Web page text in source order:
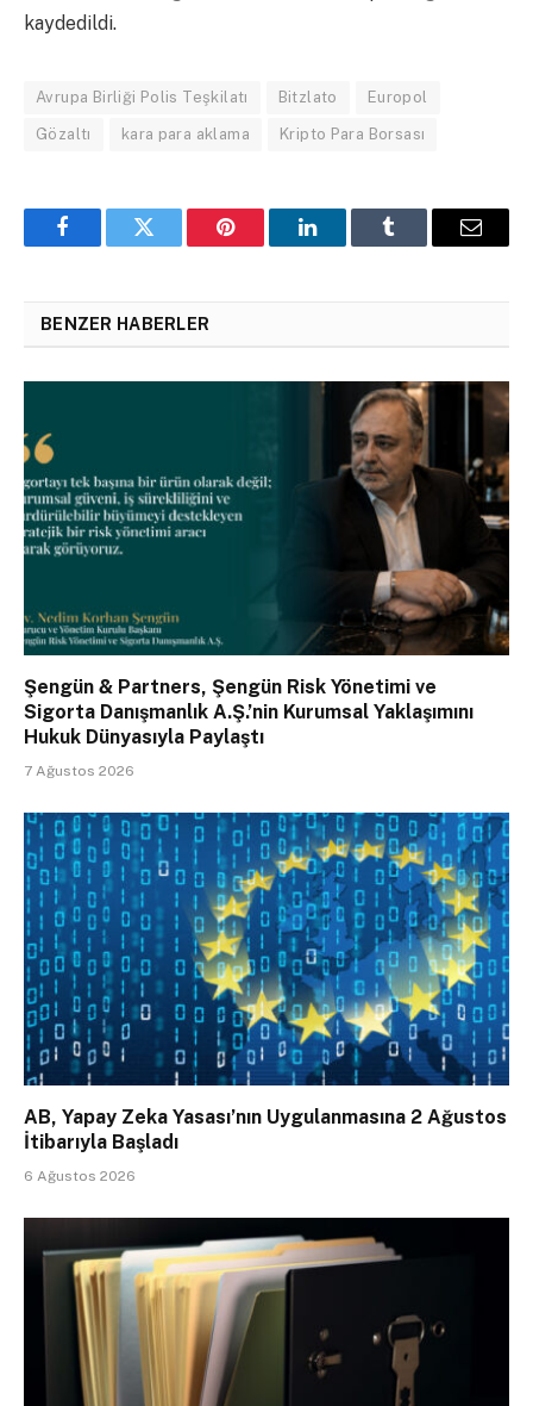
kaydedildi.
Avrupa Birliği Polis Teşkilatı Bitzlato Europol
Gözaltı kara para aklama Kripto Para Borsası
FacebookTwitter Pinterest LinkedInTumblr Email
BENZER HABERLER
Şengün & Partners, Şengün Risk Yönetimi ve
Sigorta Danışmanlık A.Ş.’nin Kurumsal Yaklaşımını
Hukuk Dünyasıyla Paylaştı
7 Ağustos 2026
AB, Yapay Zeka Yasası’nın Uygulanmasına 2 Ağustos
İtibarıyla Başladı
6 Ağustos 2026